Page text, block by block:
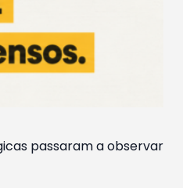
passaram a observar